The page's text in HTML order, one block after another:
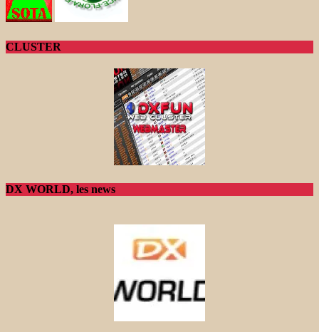
CLUSTER
DX WORLD, les news